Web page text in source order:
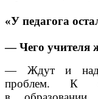
«У педагога
— Чего учителя
— Ждут и
проблем. К